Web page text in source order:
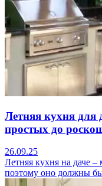
Летняя кухня для
простых до
26.09.25
Летняя кухня на даче
поэтому оно должны